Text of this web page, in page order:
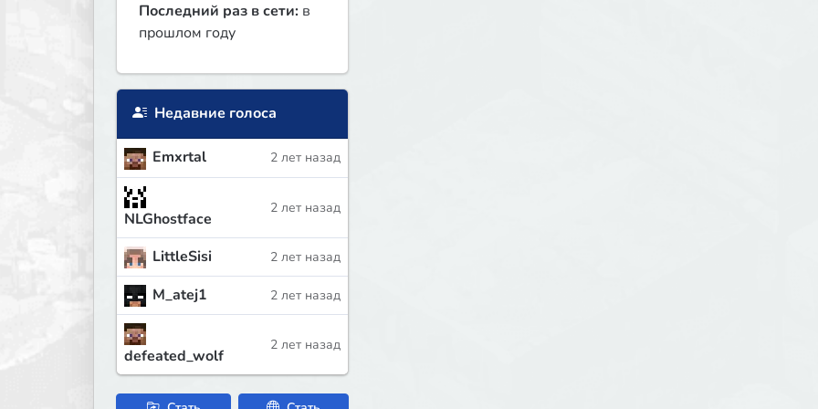
Последний раз в сети: в
прошлом году
Недавние голоса
Emxrtal 2 лет назад
NLGhostface
2 лет назад
LittleSisi 2 лет назад
M_atej1 2 лет назад
defeated_wolf
2 лет назад